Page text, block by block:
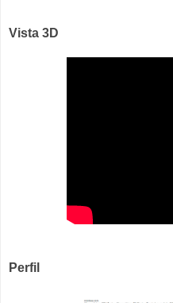
Vista 3D
Perfil